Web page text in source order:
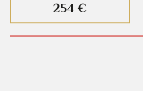
254 €